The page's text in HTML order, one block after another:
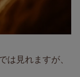
は見れますが、